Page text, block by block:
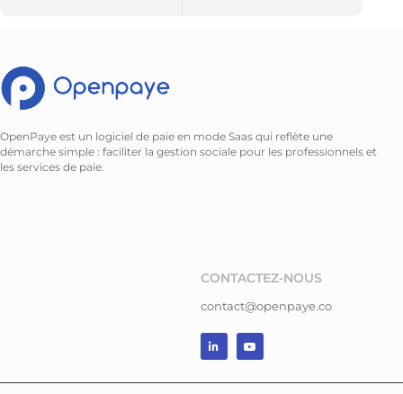
OpenPaye est un logiciel de paie en mode Saas qui reflète une
démarche simple : faciliter la gestion sociale pour les professionnels et
les services de paie.
CONTACTEZ-NOUS
contact@openpaye.co